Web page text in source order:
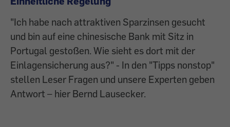
"Ich habe nach attraktiven Sparzinsen gesucht
und bin auf eine chinesische Bank mit Sitz in
Portugal gestoßen. Wie sieht es dort mit der
Einlagensicherung aus?" - In den "Tipps nonstop"
stellen Leser Fragen und unsere Experten geben
Antwort – hier Bernd Lausecker.